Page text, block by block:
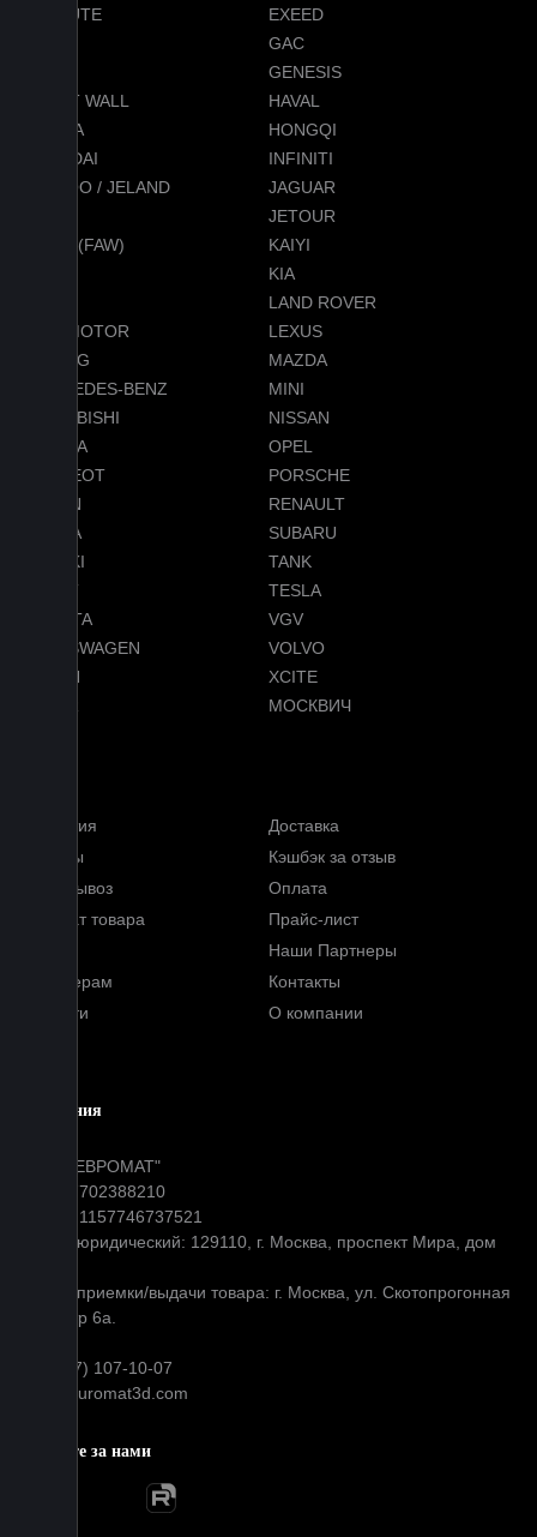
EVOLUTE
EXEED
GAC
GENESIS
GREAT WALL
HAVAL
HONDA
HONGQI
HYUNDAI
INFINITI
JAECOO / JELAND
JAGUAR
JETOUR
JETTA (FAW)
KAIYI
KIA
LAND ROVER
LEAPMOTOR
LEXUS
LIXIANG
MAZDA
MERCEDES-BENZ
MINI
MITSUBISHI
NISSAN
OMODA
OPEL
PEUGEOT
PORSCHE
RAVON
RENAULT
SKODA
SUBARU
SUZUKI
TANK
TENET
TESLA
TOYOTA
VGV
VOLKSWAGEN
VOLVO
VOYAH
XCITE
МОСКВИЧ
Гарантия
Доставка
Отзывы
Кэшбэк за отзыв
Самовывоз
Оплата
Возврат товара
Прайс-лист
Наши Партнеры
Партнерам
Контакты
Новости
О компании
Компания
ООО "ЕВРОМАТ"
ИНН: 7702388210
ОГРН: 1157746737521
Адрес юридический: 129110, г. Москва, проспект Мира, дом
Адрес приемки/выдачи товара: г. Москва, ул. Скотопрогонная
д 35 стр 6а.
+7 (977) 107-10-07
info@euromat3d.com
Следите за нами